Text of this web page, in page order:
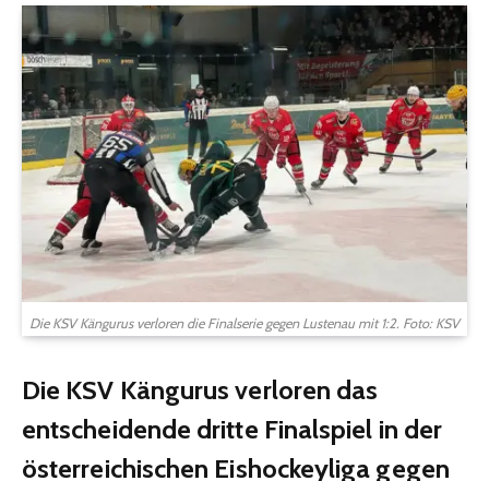
Die KSV Kängurus verloren die Finalserie gegen Lustenau mit 1:2. Foto: KSV
Die KSV Kängurus verloren das
entscheidende dritte Finalspiel in der
österreichischen Eishockeyliga gegen